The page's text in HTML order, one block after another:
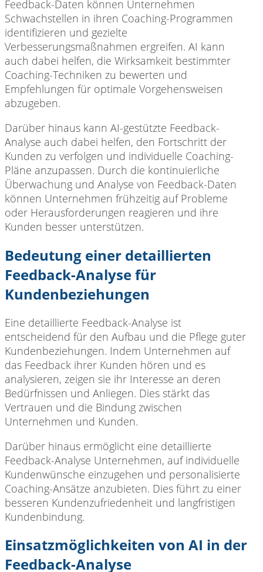
Feedback-Daten können Unternehmen
Schwachstellen in ihren Coaching-Programmen
identifizieren und gezielte
Verbesserungsmaßnahmen ergreifen. AI kann
auch dabei helfen, die Wirksamkeit bestimmter
Coaching-Techniken zu bewerten und
Empfehlungen für optimale Vorgehensweisen
abzugeben.
Darüber hinaus kann AI-gestützte Feedback-
Analyse auch dabei helfen, den Fortschritt der
Kunden zu verfolgen und individuelle Coaching-
Pläne anzupassen. Durch die kontinuierliche
Überwachung und Analyse von Feedback-Daten
können Unternehmen frühzeitig auf Probleme
oder Herausforderungen reagieren und ihre
Kunden besser unterstützen.
Bedeutung einer detaillierten
Feedback-Analyse für
Kundenbeziehungen
Eine detaillierte Feedback-Analyse ist
entscheidend für den Aufbau und die Pflege guter
Kundenbeziehungen. Indem Unternehmen auf
das Feedback ihrer Kunden hören und es
analysieren, zeigen sie ihr Interesse an deren
Bedürfnissen und Anliegen. Dies stärkt das
Vertrauen und die Bindung zwischen
Unternehmen und Kunden.
Darüber hinaus ermöglicht eine detaillierte
Feedback-Analyse Unternehmen, auf individuelle
Kundenwünsche einzugehen und personalisierte
Coaching-Ansätze anzubieten. Dies führt zu einer
besseren Kundenzufriedenheit und langfristigen
Kundenbindung.
Einsatzmöglichkeiten von AI in der
Feedback-Analyse